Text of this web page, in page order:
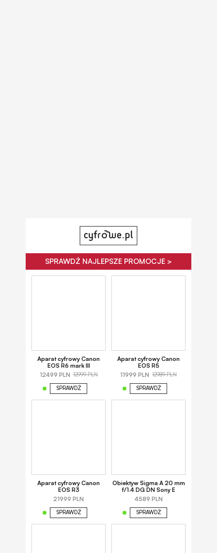
SPRAWDŹ NAJLEPSZE PROMOCJE >
Aparat cyfrowy Canon
EOS R6 mark III
12499 PLN 12999 PLN
SPRAWDŹ
Aparat cyfrowy Canon
EOS R5
11999 PLN 12989 PLN
SPRAWDŹ
Aparat cyfrowy Canon
EOS R3
21999 PLN
SPRAWDŹ
Obiektyw Sigma A 20 mm
f/1.4 DG DN Sony E
4589 PLN
SPRAWDŹ